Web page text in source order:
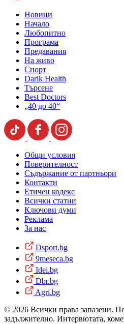
Новини
Начало
Любопитно
Програма
Предавания
На живо
Спорт
Darik Health
Търсене
Best Doctors
„40 до 40“
Общи условия
Поверителност
Съдържание от партньори
Контакти
Етичен кодекс
Всички статии
Ключови думи
Реклама
За нас
Dsport.bg
9meseca.bg
Idei.bg
Dbr.bg
Agri.bg
© 2026 Всички права запазени.
задължително. Интервютата,